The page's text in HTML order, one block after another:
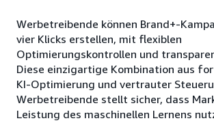
Werbetreibende können Brand+-
vier Klicks erstellen, mit flexiblen
Optimierungskontrollen und
Diese einzigartige Kombination aus
KI-Optimierung und vertrauter
Werbetreibende stellt sicher, dass
Leistung des maschinellen Lernens